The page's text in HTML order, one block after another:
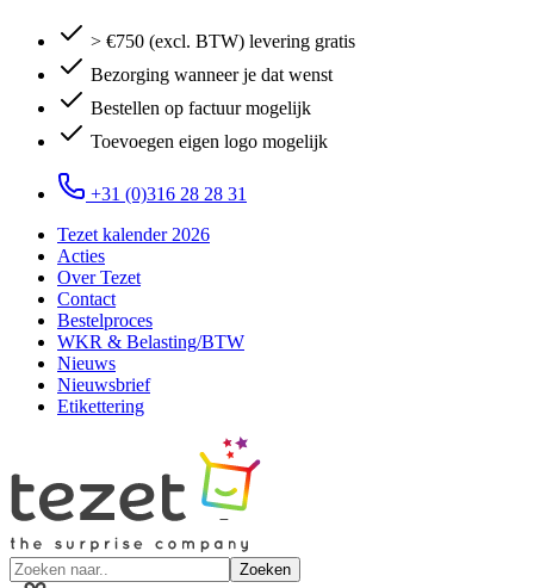
> €750 (excl. BTW) levering gratis
Bezorging wanneer je dat wenst
Bestellen op factuur mogelijk
Toevoegen eigen logo mogelijk
+31 (0)316 28 28 31
Tezet kalender 2026
Acties
Over Tezet
Contact
Bestelproces
WKR & Belasting/BTW
Nieuws
Nieuwsbrief
Etikettering
Zoeken